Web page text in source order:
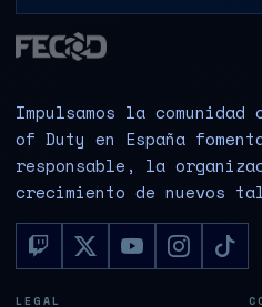
Impulsamos la
of Duty en España
responsable, la
crecimiento de nuevos
LEGAL